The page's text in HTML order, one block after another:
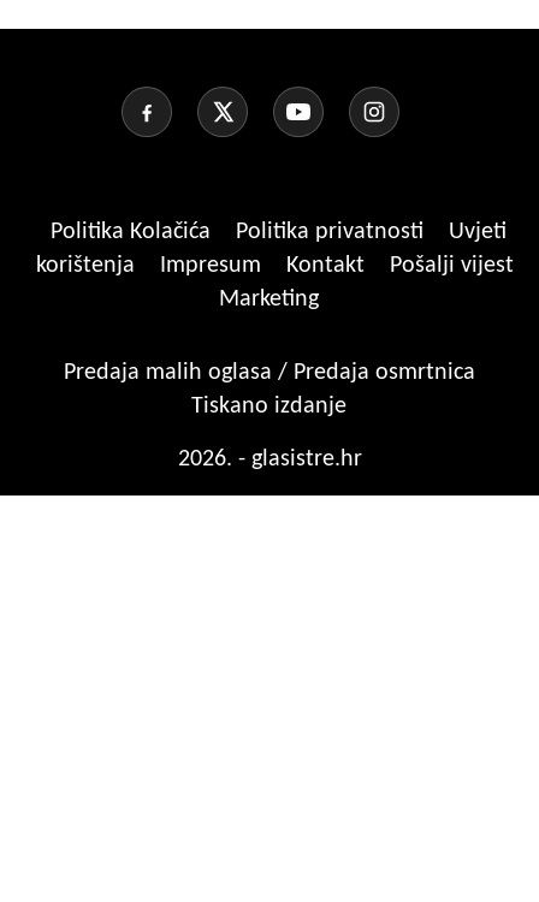
Politika Kolačića Politika privatnosti
Uvjeti
korištenja
Impresum Kontakt
Pošalji vijest
Marketing
Predaja malih oglasa / Predaja osmrtnica
Tiskano izdanje
2026. - glasistre.hr